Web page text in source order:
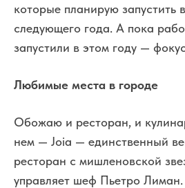
которые планирую запустить
следующего года. А пока
запустили в этом году —
Любимые места в городе
Обожаю и ресторан, и
нем — Joia — единственный
ресторан с мишленовской
управляет шеф Пьетро